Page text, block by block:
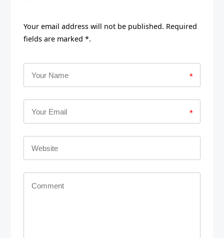
Your email address will not be published. Required
fields are marked *.
*
*